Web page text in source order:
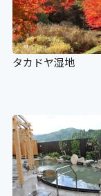
補助犬の
×
×
施設の点
タカドヤ湿地